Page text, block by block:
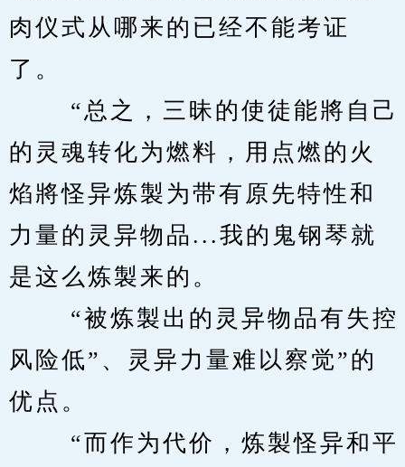
肉仪式从哪来的已经不能考证
了。
“总之，三昧的使徒能將自己
的灵魂转化为燃料，用点燃的火
焰將怪异炼製为带有原先特性和
力量的灵异物品...我的鬼钢琴就
是这么炼製来的。
“被炼製出的灵异物品有失控
风险低”、灵异力量难以察觉”的
优点。
“而作为代价，炼製怪异和平